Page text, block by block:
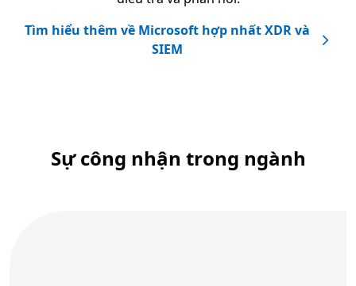
Tìm hiểu thêm về Microsoft hợp nhất XDR và
SIEM
Sự công nhận trong ngành